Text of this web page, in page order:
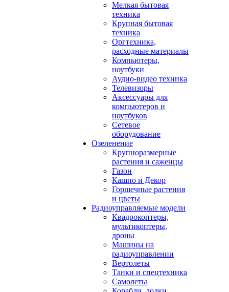
Мелкая бытовая
техника
Крупная бытовая
техника
Оргтехника,
расходные материалы
Компьютеры,
ноутбуки
Аудио-видео техника
Телевизоры
Аксессуары для
компьютеров и
ноутбуков
Сетевое
оборудование
Озеленение
Крупноразмерные
растения и саженцы
Газон
Кашпо и Декор
Горшечные растения
и цветы
Радиоуправляемые модели
Квадрокоптеры,
мультикоптеры,
дроны
Машины на
радиоуправлении
Вертолеты
Танки и спецтехника
Самолеты